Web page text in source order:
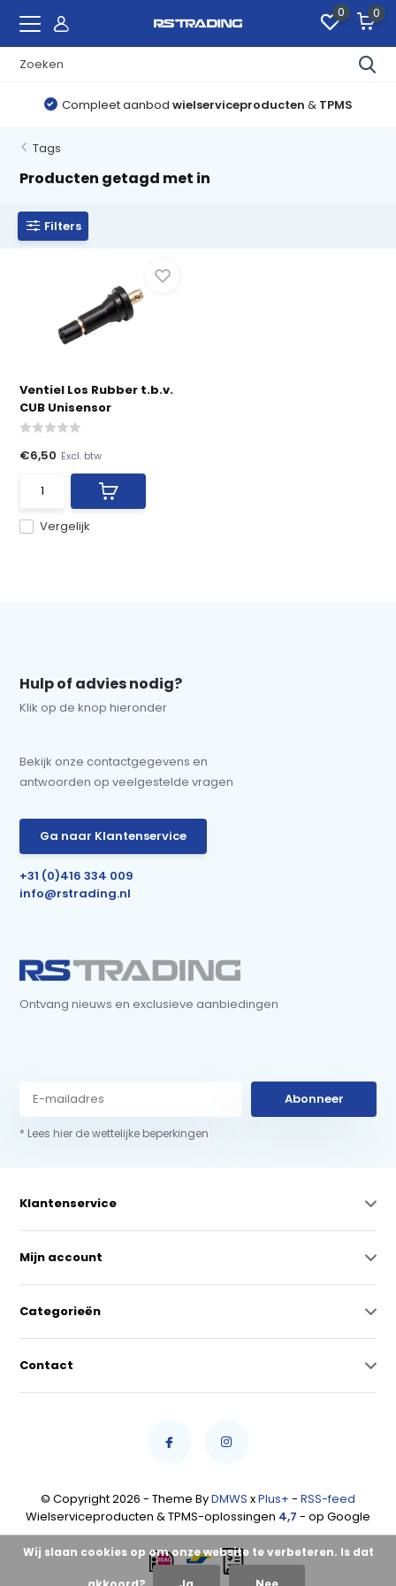
0 0
Compleet aanbod wielserviceproducten & TPMS
Tags
Producten getagd met in
Filters
Ventiel Los Rubber t.b.v.
CUB Unisensor
Vergelijk
€6,50 Excl. btw
Hulp of advies nodig?
Klik op de knop hieronder
Bekijk onze contactgegevens en
antwoorden op veelgestelde vragen
Ga naar Klantenservice
+31 (0)416 334 009
info@rstrading.nl
Ontvang nieuws en exclusieve aanbiedingen
Abonneer
* Lees hier de wettelijke beperkingen
Klantenservice
Mijn account
Categorieën
Contact
© Copyright 2026 - Theme ByDMWS xPlus+ - RSS-feed
Wielserviceproducten & TPMS-oplossingen 4,7 - op Google
Wij slaan cookies op om onze website te verbeteren. Is dat